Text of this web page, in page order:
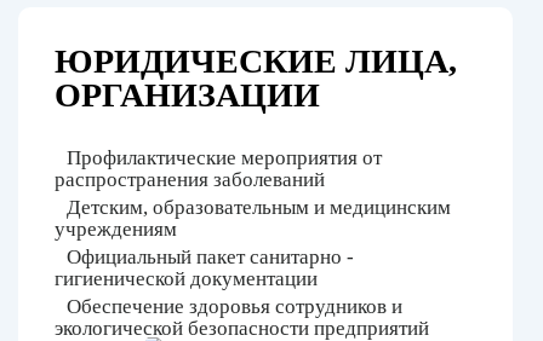
ЮРИДИЧЕСКИЕ ЛИЦА,
ОРГАНИЗАЦИИ
Профилактические мероприятия от
распространения заболеваний
Детским, образовательным и медицинским
учреждениям
Официальный пакет санитарно -
гигиенической документации
Обеспечение здоровья сотрудников и
экологической безопасности предприятий